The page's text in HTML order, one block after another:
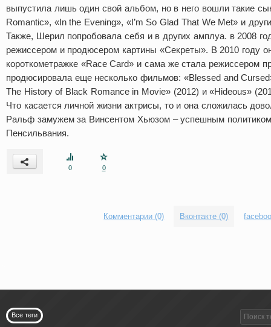
выпустила лишь один свой альбом, но в него вошли такие
Romantic», «In the Evening», «I’m So Glad That We Met» и
Также, Шерил попробовала себя и в других амплуа. в 2008
режиссером и продюсером картины «Секреты». В 2010 году
короткометражке «Race Card» и сама же стала режиссером
продюсировала еще несколько фильмов: «Blessed and
The History of Black Romance in Movie» (2012) и «Hideous»
Что касается личной жизни актрисы, то и она сложилась
Ральф замужем за Винсентом Хьюзом – успешным
Пенсильвания.
0 0
Комментарии (0) Вконтакте (0)
Все теги